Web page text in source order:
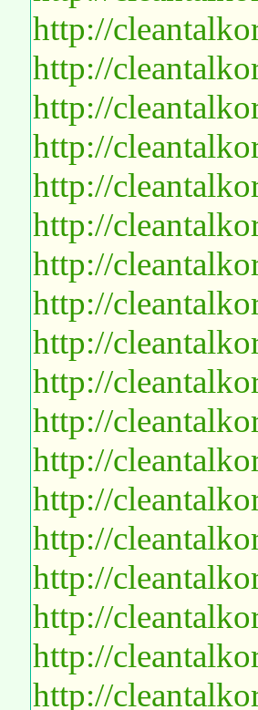
http://
http://
http://
http://
http://
http://
http://
http://
http://
http://
http://
http://
http://
http://
http://
http://
http://
http://